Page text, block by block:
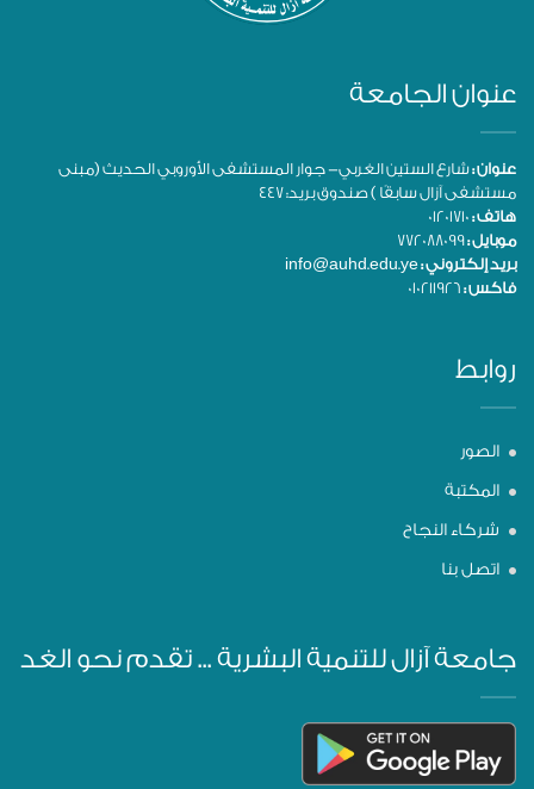
عنوان الجامعة
عنوان :شارع الستين الغربي- جوار المستشفى الأوروبي الحديث (مبنى
مستشفى آزال سابقًا ) صندوق بريد: 447
هاتف :
موبايل :
بريد إلكتروني :
فاكس :
روابط
الصور
المكتبة
شركاء النجاح
اتصل بنا
جامعة آزال للتنمية البشرية ... تقدم نحو الغد